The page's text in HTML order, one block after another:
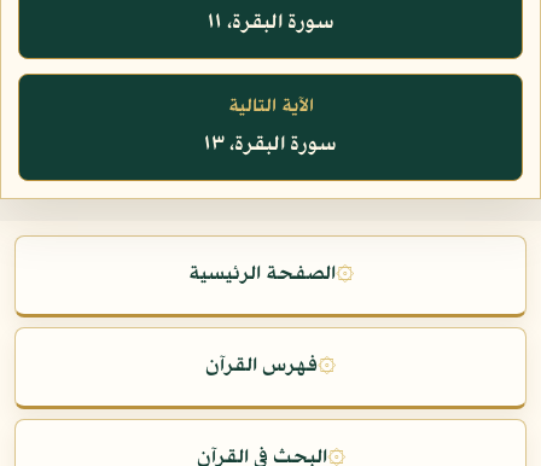
سورة البقرة، ١١
الآية التالية
سورة البقرة، ١٣
۞الصفحة الرئيسية
۞فهرس القرآن
۞البحث في القرآن